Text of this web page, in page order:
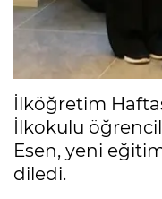
İlköğretim
İlkokulu
Esen, yeni
diledi.